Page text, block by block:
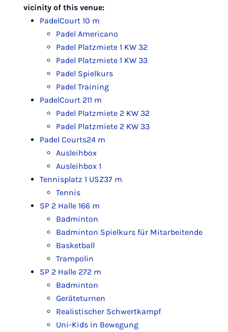
vicinity of this venue:
PadelCourt 10 m
Padel Americano
Padel Platzmiete 1 KW 32
Padel Platzmiete 1 KW 33
Padel Spielkurs
Padel Training
PadelCourt 211 m
Padel Platzmiete 2 KW 32
Padel Platzmiete 2 KW 33
Padel Courts24 m
Ausleihbox
Ausleihbox 1
Tennisplatz 1 USZ37 m
Tennis
SP 2 Halle 166 m
Badminton
Badminton Spielkurs für Mitarbeitende
Basketball
Trampolin
SP 2 Halle 272 m
Badminton
Geräteturnen
Realistischer Schwertkampf
Uni-Kids in Bewegung